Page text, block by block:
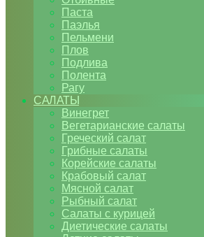
Паста
Паэлья
Пельмени
Плов
Подлива
Полента
Рагу
САЛАТЫ
Винегрет
Вегетарианские салаты
Греческий салат
Грибные салаты
Корейские салаты
Крабовый салат
Мясной салат
Рыбный салат
Салаты с курицей
Диетические салаты